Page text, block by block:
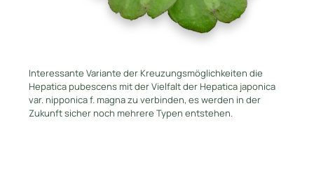
Interessante Variante der Kreuzungsmöglichkeiten die
Hepatica pubescens mit der Vielfalt der Hepatica japonica
var. nipponica f. magna zu verbinden, es werden in der
Zukunft sicher noch mehrere Typen entstehen.